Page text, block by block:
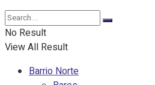
No Result
View All Result
Barrio Norte